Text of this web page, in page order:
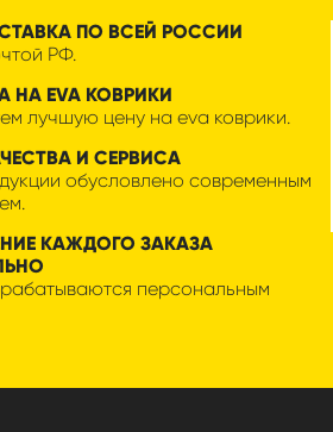
ПО ВСЕЙ РОССИИ
РФ.
НА EVA КОВРИКИ
лучшую цену на eva коврики.
И СЕРВИСА
обусловлено современным
КАЖДОГО ЗАКАЗА
персональным